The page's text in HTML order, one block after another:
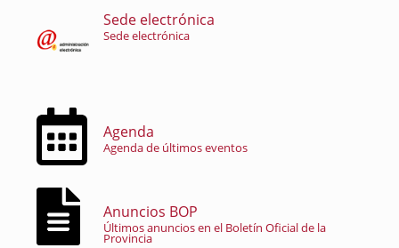
Sede electrónica
Sede electrónica
Agenda
Agenda de últimos eventos
Anuncios BOP
Últimos anuncios en el Boletín Oficial de la
Provincia